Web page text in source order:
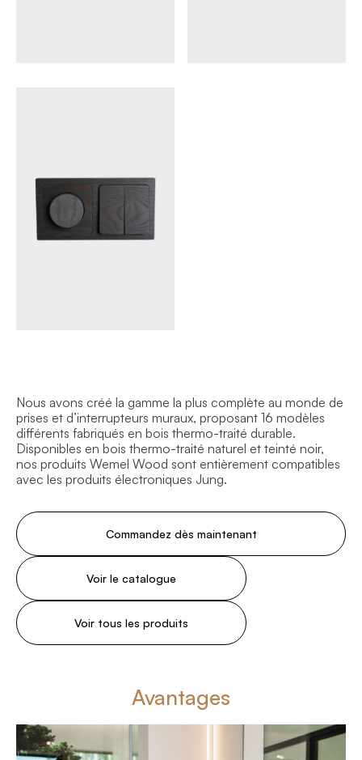
Commandez dès maintenant
Voir le catalogue
Voir tous les produits
Nous avons créé la gamme la plus complète au monde de
prises et d’interrupteurs muraux, proposant 16 modèles
différents fabriqués en bois thermo-traité durable.
Disponibles en bois thermo-traité naturel et teinté noir,
nos produits Wemel Wood sont entièrement compatibles
avec les produits électroniques Jung.
Avantages